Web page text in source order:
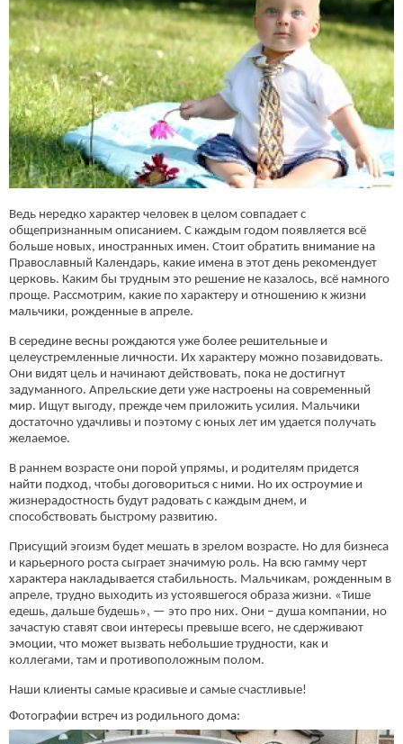
Ведь нередко характер человек в целом совпадает с
общепризнанным описанием. С каждым годом появляется всё
больше новых, иностранных имен. Стоит обратить внимание на
Православный Календарь, какие имена в этот день рекомендует
церковь. Каким бы трудным это решение не казалось, всё намного
проще. Рассмотрим, какие по характеру и отношению к жизни
мальчики, рожденные в апреле.
В середине весны рождаются уже более решительные и
целеустремленные личности. Их характеру можно позавидовать.
Они видят цель и начинают действовать, пока не достигнут
задуманного. Апрельские дети уже настроены на современный
мир. Ищут выгоду, прежде чем приложить усилия. Мальчики
достаточно удачливы и поэтому с юных лет им удается получать
желаемое.
В раннем возрасте они порой упрямы, и родителям придется
найти подход, чтобы договориться с ними. Но их остроумие и
жизнерадостность будут радовать с каждым днем, и
способствовать быстрому развитию.
Присущий эгоизм будет мешать в зрелом возрасте. Но для бизнеса
и карьерного роста сыграет значимую роль. На всю гамму черт
характера накладывается стабильность. Мальчикам, рожденным в
апреле, трудно выходить из устоявшегося образа жизни. «Тише
едешь, дальше будешь», — это про них. Они – душа компании, но
зачастую ставят свои интересы превыше всего, не сдерживают
эмоции, что может вызвать небольшие трудности, как и
коллегами, там и противоположным полом.
Наши клиенты самые красивые и самые счастливые!
Фотографии встреч из родильного дома: